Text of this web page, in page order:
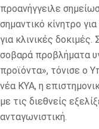
προανήγγειλε
σημαντικό κίνητρο
για κλινικές
σοβαρά προβλήματα
προϊόντα», τόνισε ο
νέα ΚΥΑ, η
με τις διεθνείς
ανταγωνιστική.